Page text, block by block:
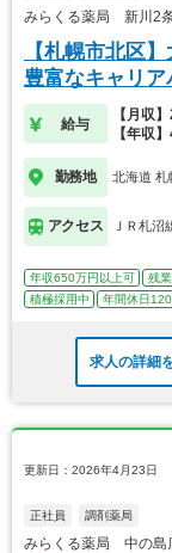
みらくる薬局 新川2
【札幌市北区
豊富なキャリア
給与
【月収
【年収
勤務地 北海道 札
アクセス ＪＲ札
年収650万円以上可 残
積極採用中
年間休日
求人の詳細
更新日：2026年4月23日
正社員 調剤薬局
みらくる薬局 中の島